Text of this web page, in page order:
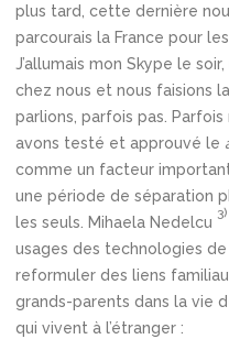
plus tard, cette dernière
parcourais la France pour
J’allumais mon Skype le
chez nous et nous faisions
parlions, parfois pas.
avons testé et approuvé le
comme un facteur
une période de séparation
les seuls. Mihaela Nedelcu
3)
usages des technologies
reformuler des liens
grands-parents dans la vie
qui vivent à l’étranger :